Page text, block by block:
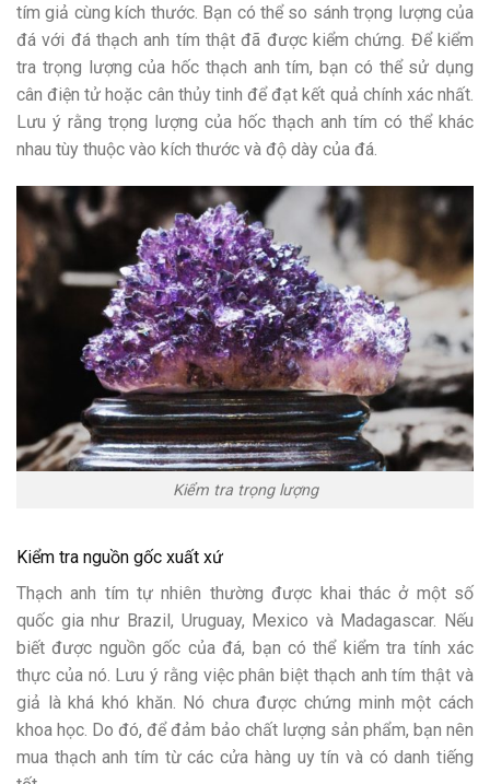
tím giả cùng kích thước. Bạn có thể so sánh trọng lượng của
đá với đá thạch anh tím thật đã được kiểm chứng. Để kiểm
tra trọng lượng của hốc thạch anh tím, bạn có thể sử dụng
cân điện tử hoặc cân thủy tinh để đạt kết quả chính xác nhất.
Lưu ý rằng trọng lượng của hốc thạch anh tím có thể khác
nhau tùy thuộc vào kích thước và độ dày của đá.
Kiểm tra trọng lượng
Kiểm tra nguồn gốc xuất xứ
Thạch anh tím tự nhiên thường được khai thác ở một số
quốc gia như Brazil, Uruguay, Mexico và Madagascar. Nếu
biết được nguồn gốc của đá, bạn có thể kiểm tra tính xác
thực của nó. Lưu ý rằng việc phân biệt thạch anh tím thật và
giả là khá khó khăn. Nó chưa được chứng minh một cách
khoa học. Do đó, để đảm bảo chất lượng sản phẩm, bạn nên
mua thạch anh tím từ các cửa hàng uy tín và có danh tiếng